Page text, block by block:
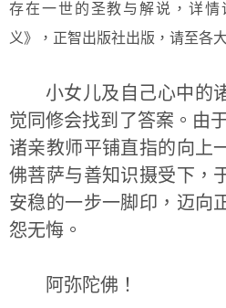
存在一世的圣教与解说，详
义》，正智出版社出版，请至各
小女儿及自己心中的
觉同修会找到了答案。由
诸亲教师平铺直指的向上
佛菩萨与善知识摄受下，
安稳的一步一脚印，迈向
怨无悔。
阿弥陀佛！